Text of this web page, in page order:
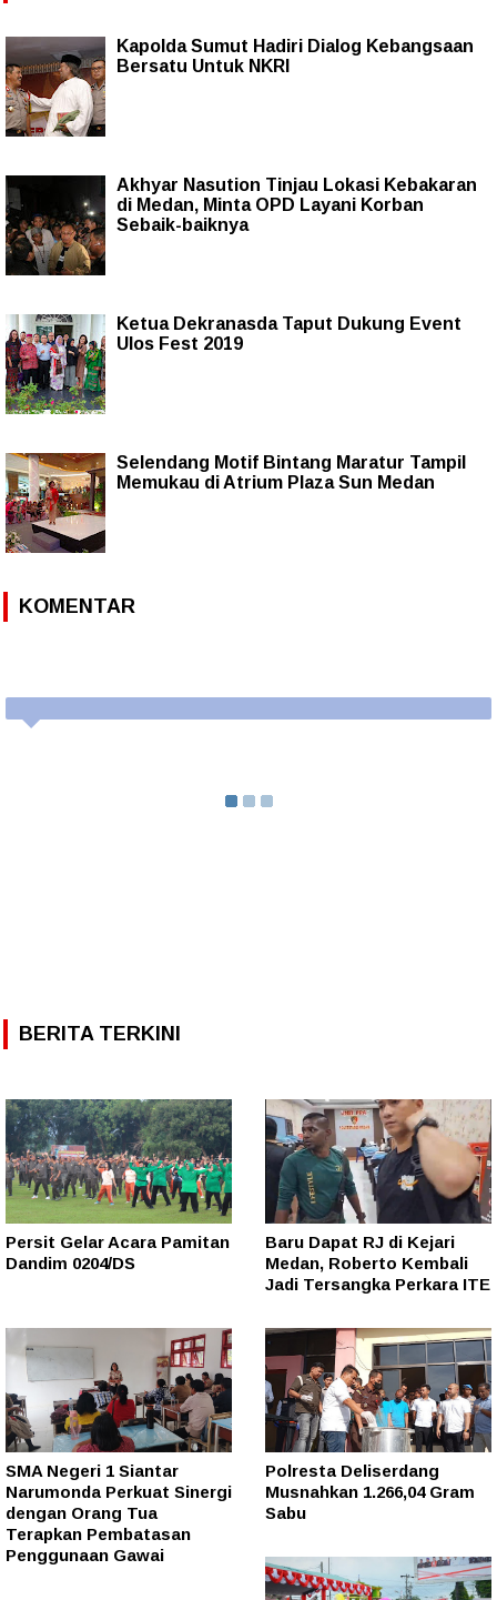
Kapolda Sumut Hadiri Dialog Kebangsaan
Bersatu Untuk NKRI
Akhyar Nasution Tinjau Lokasi Kebakaran
di Medan, Minta OPD Layani Korban
Sebaik-baiknya
Ketua Dekranasda Taput Dukung Event
Ulos Fest 2019
Selendang Motif Bintang Maratur Tampil
Memukau di Atrium Plaza Sun Medan
KOMENTAR
BERITA TERKINI
Persit Gelar Acara Pamitan
Dandim 0204/DS
Baru Dapat RJ di Kejari
Medan, Roberto Kembali
Jadi Tersangka Perkara ITE
SMA Negeri 1 Siantar
Narumonda Perkuat Sinergi
dengan Orang Tua
Terapkan Pembatasan
Penggunaan Gawai
Polresta Deliserdang
Musnahkan 1.266,04 Gram
Sabu